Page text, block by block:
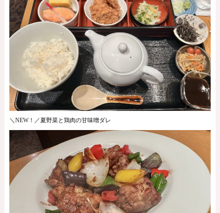
＼NEW！／夏野菜と鶏肉の甘味噌ダレ